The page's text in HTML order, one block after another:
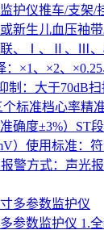
护仪推车/支架/
新生儿血压袖
联、Ⅰ、Ⅱ、Ⅲ
×1、×2、
：大于70dB扫
个标准档心率精
确度±3%）ST
）使用标准：
警方式：声光
参数监护仪 1.